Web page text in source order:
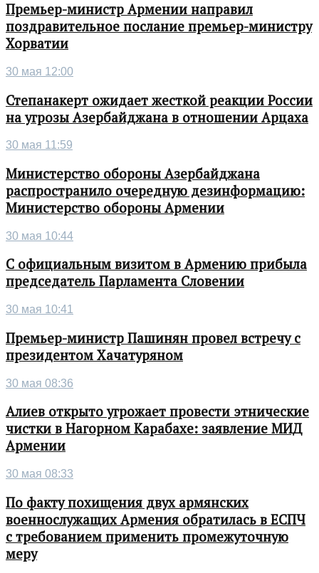
Премьер-министр Армении направил
поздравительное послание премьер-министру
Хорватии
30 мая 12:00
Степанакерт ожидает жесткой реакции России
на угрозы Азербайджана в отношении Арцаха
30 мая 11:59
Министерство обороны Азербайджана
распространило очередную дезинформацию:
Министерство обороны Армении
30 мая 10:44
С официальным визитом в Армению прибыла
председатель Парламента Словении
30 мая 10:41
Премьер-министр Пашинян провел встречу с
президентом Хачатуряном
30 мая 08:36
Алиев открыто угрожает провести этнические
чистки в Нагорном Карабахе: заявление МИД
Армении
30 мая 08:33
По факту похищения двух армянских
военнослужащих Армения обратилась в ЕСПЧ
с требованием применить промежуточную
меру